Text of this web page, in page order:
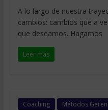
A lo largo de nuestra
cambios: cambios que a
que deseamos. Hagamos
Leer más
Coaching Métodos